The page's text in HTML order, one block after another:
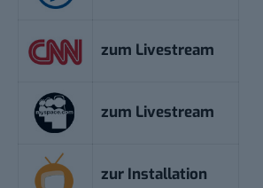
zum Livestream
zum Livestream
zur Installation